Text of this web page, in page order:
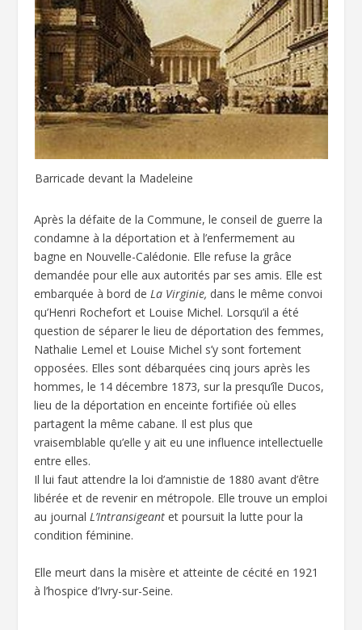
Barricade devant la Madeleine
Après la défaite de la Commune, le conseil de guerre la
condamne à la déportation et à l’enfermement au
bagne en Nouvelle-Calédonie. Elle refuse la grâce
demandée pour elle aux autorités par ses amis. Elle est
embarquée à bord deLa Virginie, dans le même convoi
qu’Henri Rochefort et Louise Michel. Lorsqu’il a été
question de séparer le lieu de déportation des femmes,
Nathalie Lemel et Louise Michel s’y sont fortement
opposées. Elles sont débarquées cinq jours après les
hommes, le 14 décembre 1873, sur la presqu’île Ducos,
lieu de la déportation en enceinte fortifiée où elles
partagent la même cabane. Il est plus que
vraisemblable qu’elle y ait eu une influence intellectuelle
entre elles.
Il lui faut attendre la loi d’amnistie de 1880 avant d’être
libérée et de revenir en métropole. Elle trouve un emploi
au journalL’Intransigeant et poursuit la lutte pour la
condition féminine.
Elle meurt dans la misère et atteinte de cécité en 1921
à l’hospice d’Ivry-sur-Seine.